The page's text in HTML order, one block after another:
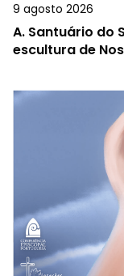
9 agosto 2026
A. Santuário do
escultura de